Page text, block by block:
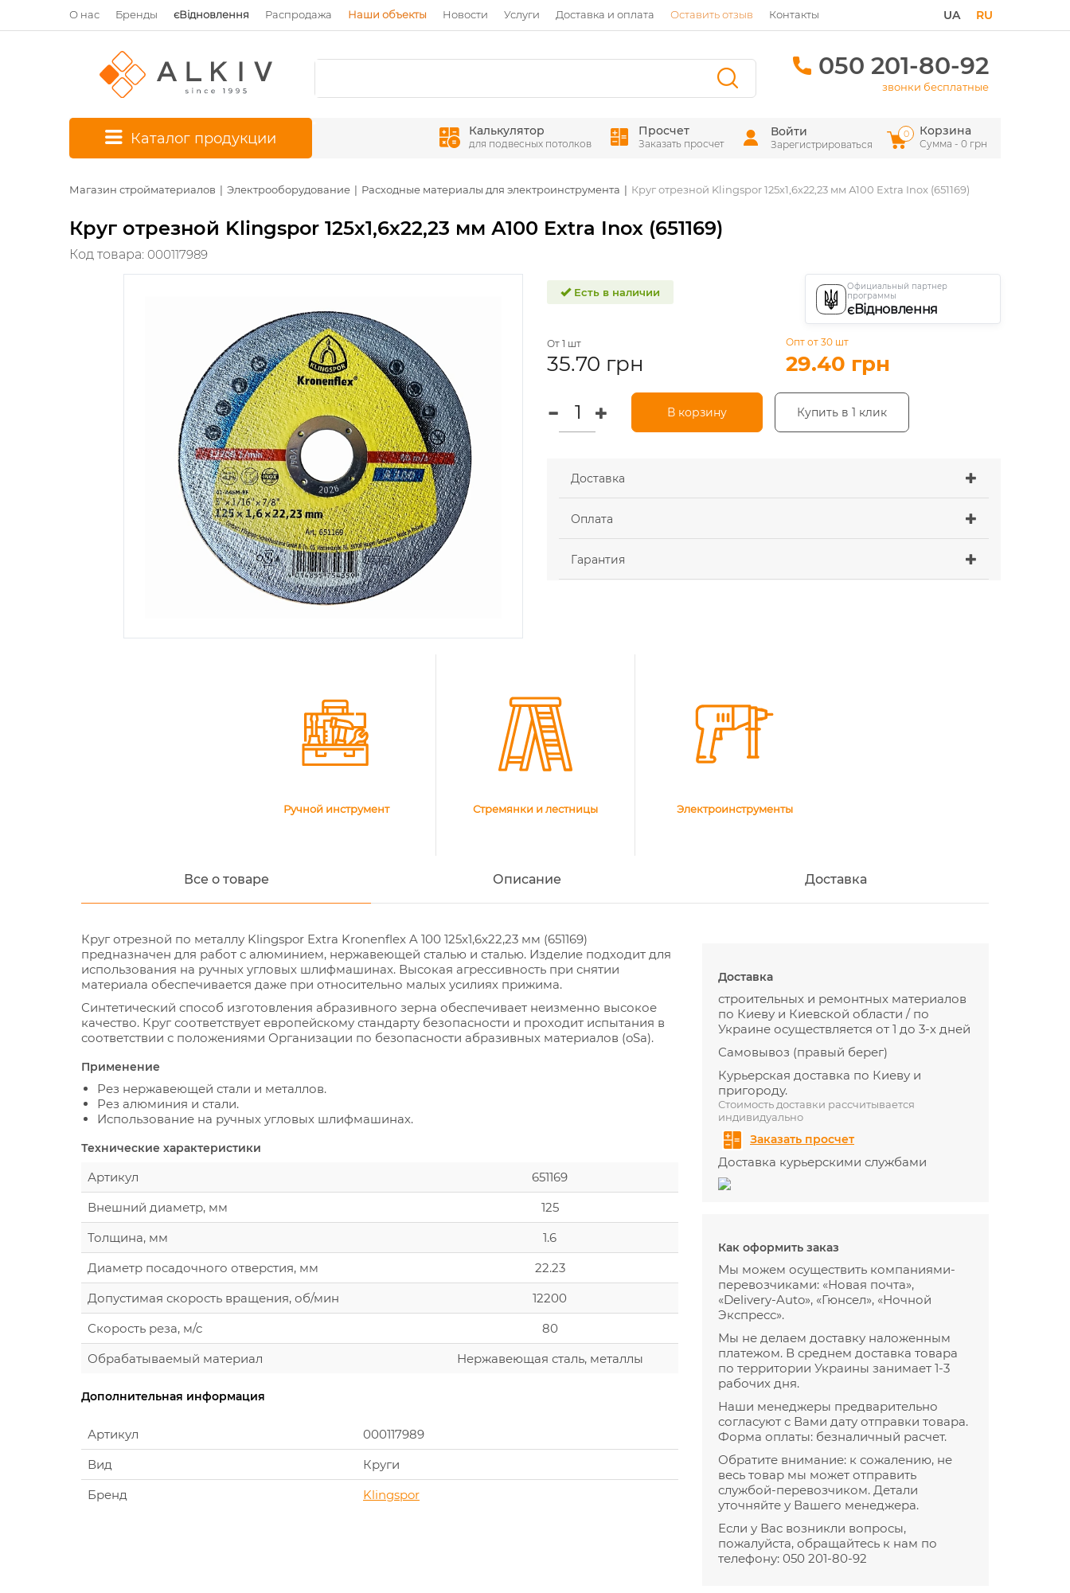
О нас Бренды єВідновлення Распродажа Наши объекты Новости Услуги Доставка и оплата Оставить отзыв Контакты RU
UA
050 201-80-92
звонки бесплатные
Каталог продукции Калькулятор
для подвесных потолков
Просчет
Заказать просчет
Войти
Зарегистрироваться
Корзина
Сумма - 0 грн
0
Магазин стройматериалов Электрооборудование Расходные материалы для электроинструмента Круг отрезной Klingspor 125х1,6х22,23 мм А100 Extra Inox (651169)
Круг отрезной Klingspor 125х1,6х22,23 мм А100 Extra Inox (651169)
Код товара: 000117989
Есть в наличии
Официальный партнер
программы
єВідновлення
От 1 шт
35.70 грн
Опт от 30 шт
29.40 грн
В корзину Купить в 1 клик
Доставка
Оплата
Гарантия
Ручной инструмент Стремянки и лестницы Электроинструменты
Все о товаре Описание Доставка
Круг отрезной по металлу Klingspor Extra Kronenflex A 100 125x1,6x22,23 мм (651169)
предназначен для работ с алюминием, нержавеющей сталью и сталью. Изделие подходит для
использования на ручных угловых шлифмашинах. Высокая агрессивность при снятии
материала обеспечивается даже при относительно малых усилиях прижима.
Синтетический способ изготовления абразивного зерна обеспечивает неизменно высокое
качество. Круг соответствует европейскому стандарту безопасности и проходит испытания в
соответствии с положениями Организации по безопасности абразивных материалов (oSa).
Применение
Рез нержавеющей стали и металлов.
Рез алюминия и стали.
Использование на ручных угловых шлифмашинах.
Технические характеристики
Артикул
651169
Внешний диаметр, мм
125
Толщина, мм
1.6
Диаметр посадочного отверстия, мм
22.23
Допустимая скорость вращения, об/мин
12200
Скорость реза, м/с
80
Обрабатываемый материал
Нержавеющая сталь, металлы
Дополнительная информация
Артикул
000117989
Вид
Круги
Бренд
Klingspor
Доставка
строительных и ремонтных материалов
по Киеву и Киевской области / по
Украине осуществляется от 1 до 3-х дней
Самовывоз (правый берег)
Курьерская доставка по Киеву и
пригороду.
Стоимость доставки рассчитывается
индивидуально
Заказать просчет
Доставка курьерскими службами
Как оформить заказ
Мы можем осуществить компаниями-
перевозчиками: «Новая почта»,
«Delivery-Auto», «Гюнсел», «Ночной
Экспресс».
Мы не делаем доставку наложенным
платежом. В среднем доставка товара
по территории Украины занимает 1-3
рабочих дня.
Наши менеджеры предварительно
согласуют с Вами дату отправки товара.
Форма оплаты: безналичный расчет.
Обратите внимание: к сожалению, не
весь товар мы может отправить
службой-перевозчиком. Детали
уточняйте у Вашего менеджера.
Если у Вас возникли вопросы,
пожалуйста, обращайтесь к нам по
телефону: 050 201-80-92